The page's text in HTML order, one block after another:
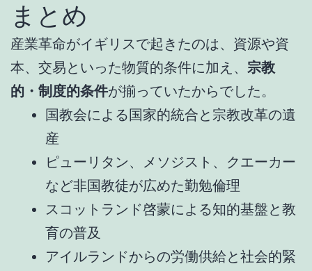
まとめ
産業革命がイギリスで起きたのは、資源や資
本、交易といった物質的条件に加え、 宗教
的・制度的条件が揃っていたからでした。
国教会による国家的統合と宗教改革の遺
産
ピューリタン、メソジスト、クエーカー
など非国教徒が広めた勤勉倫理
スコットランド啓蒙による知的基盤と教
育の普及
アイルランドからの労働供給と社会的緊